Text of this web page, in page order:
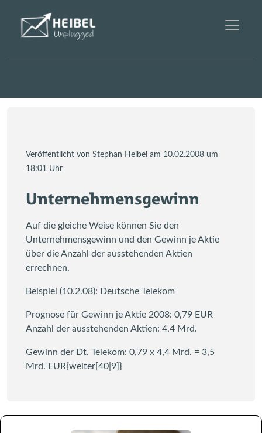
Veröffentlicht von Stephan Heibel am 10.02.2008 um
18:01 Uhr
Unternehmensgewinn
Auf die gleiche Weise können Sie den
Unternehmensgewinn und den Gewinn je Aktie
über die Anzahl der ausstehenden Aktien
errechnen.
Beispiel (10.2.08): Deutsche Telekom
Prognose für Gewinn je Aktie 2008: 0,79 EUR
Anzahl der ausstehenden Aktien: 4,4 Mrd.
Gewinn der Dt. Telekom: 0,79 x 4,4 Mrd. = 3,5
Mrd. EUR{weiter[40|9]}